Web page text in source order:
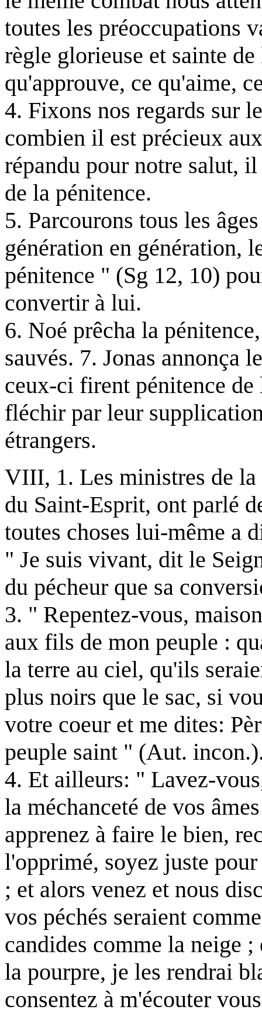
toutes les préoccupations
règle glorieuse et sainte
qu'approuve, ce qu'aime,
4. Fixons nos regards sur
combien il est précieux
répandu pour notre salut,
de la pénitence.
5. Parcourons tous les
génération en génération,
pénitence " (Sg 12, 10)
convertir à lui.
6. Noé prêcha la
sauvés. 7. Jonas annonça
ceux-ci firent pénitence de
fléchir par leur
étrangers.
VIII, 1. Les ministres de
du Saint-Esprit, ont parlé
toutes choses lui-même a
" Je suis vivant, dit le
du pécheur que sa
3. " Repentez-vous,
aux fils de mon peuple :
la terre au ciel, qu'ils
plus noirs que le sac, si
votre coeur et me dites:
peuple saint " (Aut.
4. Et ailleurs: " Lavez-
la méchanceté de vos
apprenez à faire le bien,
l'opprimé, soyez juste
; et alors venez et nous
vos péchés seraient
candides comme la neige
la pourpre, je les rendrai
consentez à m'écouter